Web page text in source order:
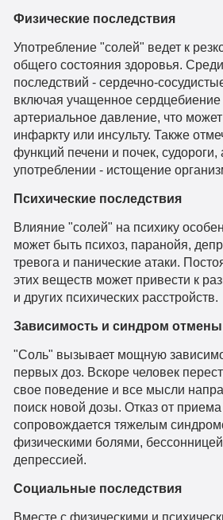
Физические последствия
Употребление "солей" ведет к
общего состояния здоровья.
последствий - сердечно-
включая учащенное
артериальное давление, что
инфаркту или инсульту. Также
функций печени и почек,
употреблении - истощение
Психические последствия
Влияние "солей" на психику
может быть психоз, паранойя,
тревога и панические атаки.
этих веществ может привести к
и других психических расстройств.
Зависимость и синдром отмены
"Соль" вызывает мощную
первых доз. Вскоре человек
свое поведение и все мысли
поиск новой дозы. Отказ от
сопровождается тяжелым
физическими болями,
депрессией.
Социальные последствия
Вместе с физическими и